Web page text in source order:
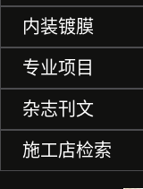
内装镀膜
专业项目
杂志刊文
施工店检索